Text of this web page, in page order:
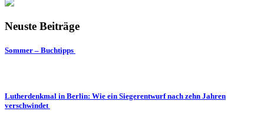
Neuste Beiträge
Sommer – Buchtipps
Lutherdenkmal in Berlin: Wie ein Siegerentwurf nach zehn Jahren
verschwindet